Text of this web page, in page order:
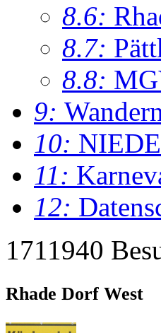
8.6:
8.7:
8.8:
9:
10:
11:
12:
1711940
Rhade Dorf West